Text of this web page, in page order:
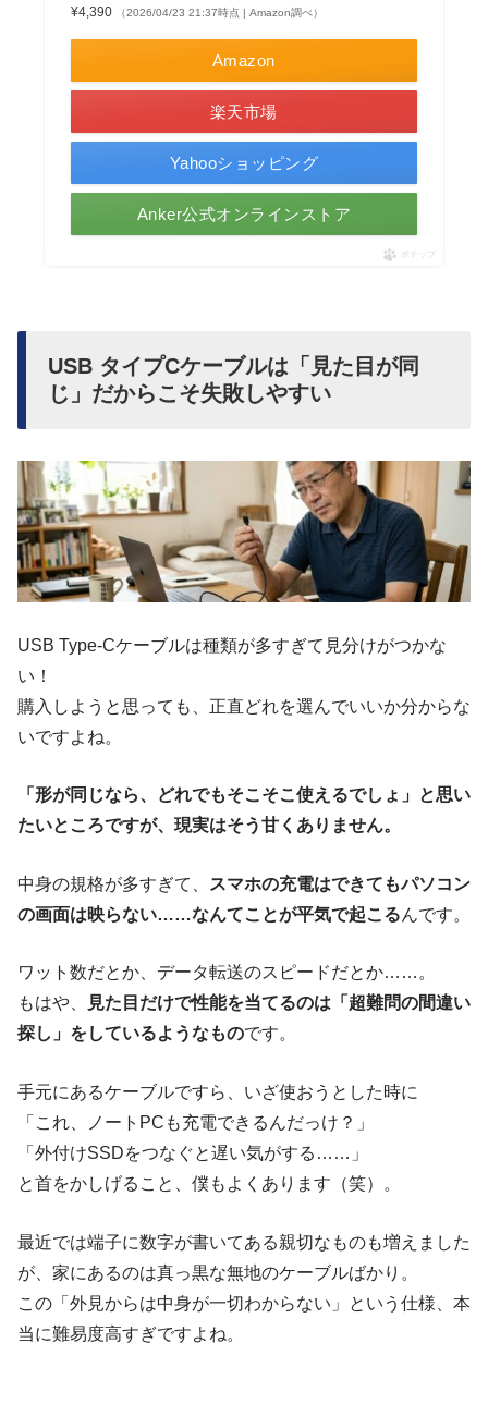
¥4,390 （2026/04/23 21:37時点 | Amazon調べ）
Amazon
楽天市場
Yahooショッピング
Anker公式オンラインストア
ポチップ
USB タイプCケーブルは「見た目が同
じ」だからこそ失敗しやすい
USB Type-Cケーブルは種類が多すぎて見分けがつかな
い！
購入しようと思っても、正直どれを選んでいいか分からな
いですよね。
「形が同じなら、どれでもそこそこ使えるでしょ」と思い
たいところですが、現実はそう甘くありません。
中身の規格が多すぎて、
スマホの充電はできてもパソコン
の画面は映らない……なんてことが平気で起こるんです。
ワット数だとか、データ転送のスピードだとか……。
もはや、
見た目だけで性能を当てるのは「超難問の間違い
探し」をしているようなものです。
手元にあるケーブルですら、いざ使おうとした時に
「これ、ノートPCも充電できるんだっけ？」
「外付けSSDをつなぐと遅い気がする……」
と首をかしげること、僕もよくあります（笑）。
最近では端子に数字が書いてある親切なものも増えました
が、家にあるのは真っ黒な無地のケーブルばかり。
この「外見からは中身が一切わからない」という仕様、本
当に難易度高すぎですよね。